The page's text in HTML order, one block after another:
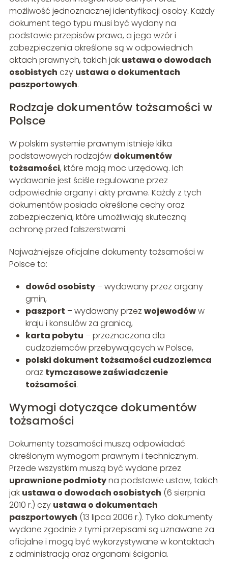
możliwość jednoznacznej identyfikacji osoby. Każdy
dokument tego typu musi być wydany na
podstawie przepisów prawa, a jego wzór i
zabezpieczenia określone są w odpowiednich
aktach prawnych, takich jak ustawa o dowodach
osobistych czy ustawa o dokumentach
paszportowych.
Rodzaje dokumentów tożsamości w
Polsce
W polskim systemie prawnym istnieje kilka
podstawowych rodzajów dokumentów
tożsamości, które mają moc urzędową. Ich
wydawanie jest ściśle regulowane przez
odpowiednie organy i akty prawne. Każdy z tych
dokumentów posiada określone cechy oraz
zabezpieczenia, które umożliwiają skuteczną
ochronę przed fałszerstwami.
Najważniejsze oficjalne dokumenty tożsamości w
Polsce to:
dowód osobisty– wydawany przez organy
gmin,
paszport – wydawany przez wojewodóww
kraju i konsulów za granicą,
karta pobytu – przeznaczona dla
cudzoziemców przebywających w Polsce,
polski dokument tożsamości cudzoziemca
oraz tymczasowe zaświadczenie
tożsamości.
Wymogi dotyczące dokumentów
tożsamości
Dokumenty tożsamości muszą odpowiadać
określonym wymogom prawnym i technicznym.
Przede wszystkim muszą być wydane przez
uprawnione podmiotyna podstawie ustaw, takich
jak ustawa o dowodach osobistych (6 sierpnia
2010 r.) czy ustawa o dokumentach
paszportowych (13 lipca 2006 r.). Tylko dokumenty
wydane zgodnie z tymi przepisami są uznawane za
oficjalne i mogą być wykorzystywane w kontaktach
z administracją oraz organami ścigania.